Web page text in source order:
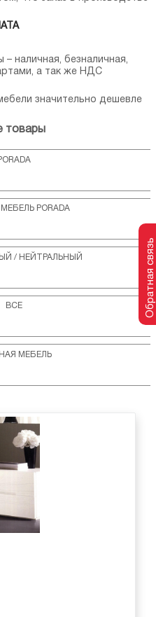
наличная, безналичная,
а так же НДС
значительно дешевле
товары
PORADA
/ НЕЙТРАЛЬНЫЙ
ВСЕ
МЕБЕЛЬ
Обратная связь